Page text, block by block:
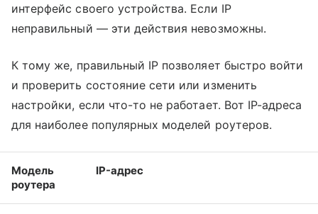
интерфейс своего устройства. Если IP
неправильный — эти действия невозможны.
К тому же, правильный IP позволяет быстро войти
и проверить состояние сети или изменить
настройки, если что-то не работает. Вот IP-адреса
для наиболее популярных моделей роутеров.
Модель
роутера
IP-адрес